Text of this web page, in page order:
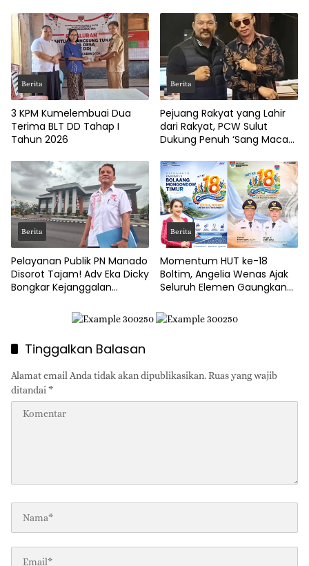
Berita
3 KPM Kumelembuai Dua
Terima BLT DD Tahap I
Tahun 2026
Berita
Pejuang Rakyat yang Lahir
dari Rakyat, PCW Sulut
Dukung Penuh ‘Sang Macan
Berita
Pelayanan Publik PN Manado
Disorot Tajam! Adv Eka Dicky
Bongkar Kejanggalan
Berita
Momentum HUT ke-18
Boltim, Angelia Wenas Ajak
Seluruh Elemen Gaungkan
Tinggalkan Balasan
Alamat email Anda tidak akan dipublikasikan.Ruas yang wajib
ditandai*